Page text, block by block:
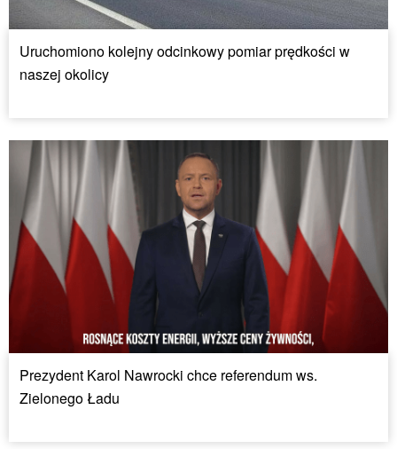
Uruchomiono kolejny odcinkowy pomiar prędkości w
naszej okolicy
Prezydent Karol Nawrocki chce referendum ws.
Zielonego Ładu